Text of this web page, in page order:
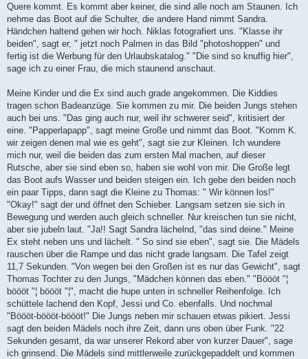
Quere kommt. Es kommt aber keiner, die sind alle noch am Staunen. Ich
nehme das Boot auf die Schulter, die andere Hand nimmt Sandra.
Händchen haltend gehen wir hoch. Niklas fotografiert uns. "Klasse ihr
beiden", sagt er, " jetzt noch Palmen in das Bild "photoshoppen" und
fertig ist die Werbung für den Urlaubskatalog." "Die sind so knuffig hier",
sage ich zu einer Frau, die mich staunend anschaut.
Meine Kinder und die Ex sind auch grade angekommen. Die Kiddies
tragen schon Badeanzüge. Sie kommen zu mir. Die beiden Jungs stehen
auch bei uns. "Das ging auch nur, weil ihr schwerer seid", kritisiert der
eine. "Papperlapapp", sagt meine Große und nimmt das Boot. "Komm K.
wir zeigen denen mal wie es geht", sagt sie zur Kleinen. Ich wundere
mich nur, weil die beiden das zum ersten Mal machen, auf dieser
Rutsche, aber sie sind eben so, haben sie wohl von mir. Die Große legt
das Boot aufs Wasser und beiden steigen ein. Ich gebe den beiden noch
ein paar Tipps, dann sagt die Kleine zu Thomas: " Wir können los!"
"Okay!" sagt der und öffnet den Schieber. Langsam setzen sie sich in
Bewegung und werden auch gleich schneller. Nur kreischen tun sie nicht,
aber sie jubeln laut. "Ja!! Sagt Sandra lächelnd, "das sind deine." Meine
Ex steht neben uns und lächelt. " So sind sie eben", sagt sie. Die Mädels
rauschen über die Rampe und das nicht grade langsam. Die Tafel zeigt
11,7 Sekunden. "Von wegen bei den Großen ist es nur das Gewicht", sagt
Thomas Tochter zu den Jungs, "Mädchen können das eben." "Böööt "¦
böööt "¦ böööt "¦", macht die hupe unten in schneller Reihenfolge. Ich
schüttele lachend den Kopf, Jessi und Co. ebenfalls. Und nochmal
"Böööt-böööt-böööt!" Die Jungs neben mir schauen etwas pikiert. Jessi
sagt den beiden Mädels noch ihre Zeit, dann uns oben über Funk. "22
Sekunden gesamt, da war unserer Rekord aber von kurzer Dauer", sage
ich grinsend. Die Mädels sind mittlerweile zurückgepaddelt und kommen